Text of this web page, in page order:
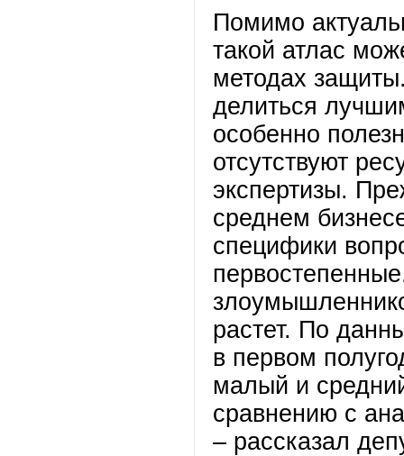
Помимо
такой атлас
методах
делиться
особенно
отсутствуют
экспертизы.
среднем
специфики
растет. По
в первом
малый и
сравнению с
– рассказал